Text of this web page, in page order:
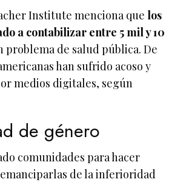
Institute menciona que los
a contabilizar entre 5 mil y 10
problema de salud pública. De
han sufrido acoso y
medios digitales, según
de género
comunidades para hacer
de la inferioridad